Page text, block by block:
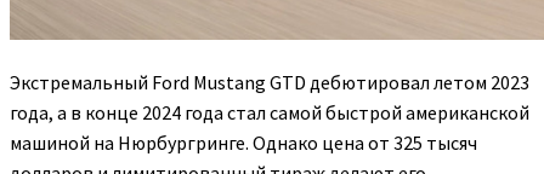
Экстремальный Ford Mustang GTD дебютировал летом 2023
года, а в конце 2024 года стал самой быстрой американской
машиной на Нюрбургринге. Однако цена от 325 тысяч